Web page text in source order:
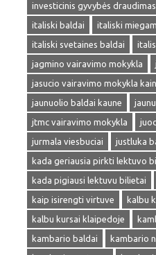
investicinis gyvybės draudimas
italiski baldai
italiski
italiski svetaines baldai
jagmino vairavimo mokykla
jasucio vairavimo mokykla
jaunuolio baldai kaune
jtmc vairavimo mokykla
jurmala viesbuciai
justluka
kada geriausia pirkti lektuvo
kada pigiausi lektuvu bilietai
kaip isirengti virtuve
kalbu
kalbu kursai klaipedoje
kambario baldai
kambario